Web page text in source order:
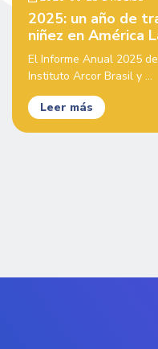
2025: un año de
niñez en América
El Informe Anual 2025
Instituto Arcor Brasil y ...
Leer más